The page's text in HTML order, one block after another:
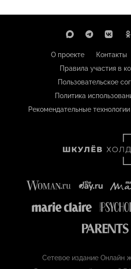
О проекте Контакты
Правила участия в
Пользовательское
Политика
Рекомендательные технологии
Сетевое издание Онлайн